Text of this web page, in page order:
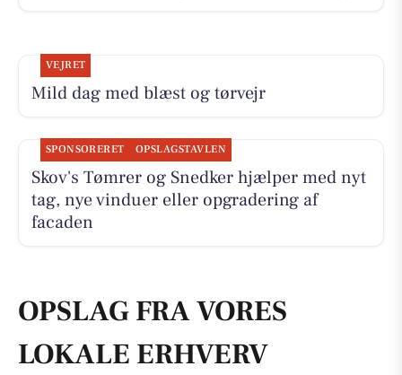
VEJRET
Mild dag med blæst og tørvejr
SPONSORERET OPSLAGSTAVLEN
Skov's Tømrer og Snedker hjælper med nyt
tag, nye vinduer eller opgradering af
facaden
OPSLAG FRA VORES
LOKALE ERHVERV